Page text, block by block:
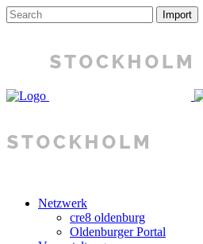
Netzwerk
cre8 oldenburg
Oldenburger Portal